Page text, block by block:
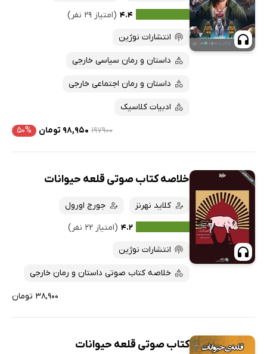
۴.۴ (امتیاز ۲۹ نفر)
انتشارات نوژین
داستان و رمان سیاسی خارجی
داستان و رمان اجتماعی خارجی
ادبیات کلاسیک
۱۹۷۹۰۰ ۹۸,۹۵۰ تومان ۵۰%
خلاصه کتاب صوتی قلعه حیوانات
کلاید نهرنز
جورج اورول
۴.۲ (امتیاز ۲۲ نفر)
انتشارات نوژین
خلاصه کتاب صوتی داستان و رمان خارجی
۳۸,۹۰۰ تومان
کتاب صوتی قلعه حیوانات